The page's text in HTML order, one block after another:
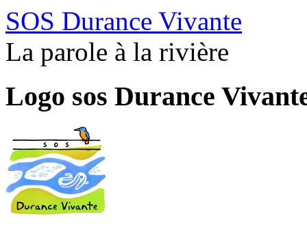
SOS Durance Vivante
La parole à la rivière
Logo sos Durance